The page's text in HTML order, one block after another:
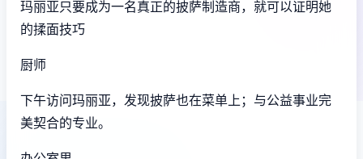
玛丽亚只要成为一名真正的披萨制造商，就可以证明她
的揉面技巧
厨师
下午访问玛丽亚，发现披萨也在菜单上；与公益事业完
美契合的专业。